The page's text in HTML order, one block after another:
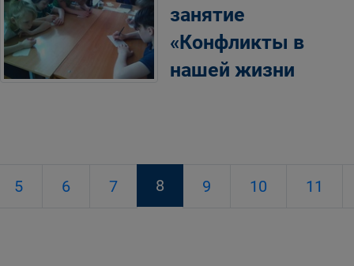
занятие
«Конфликты в
нашей жизни
5 6 7 8 9 10 11